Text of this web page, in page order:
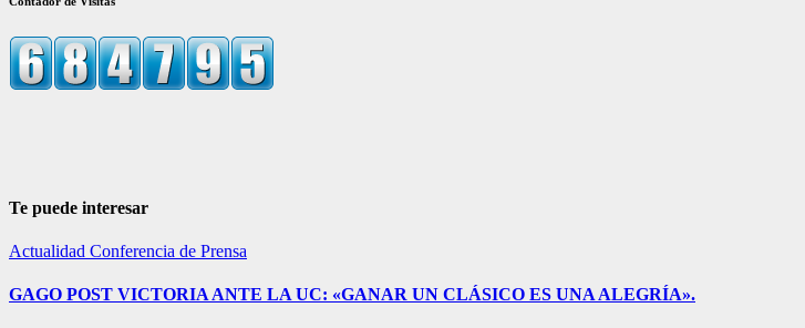
Te puede interesar
Actualidad Conferencia de Prensa
GAGO POST VICTORIA ANTE LA UC: «GANAR UN CLÁSICO ES UNA ALEGRÍA».